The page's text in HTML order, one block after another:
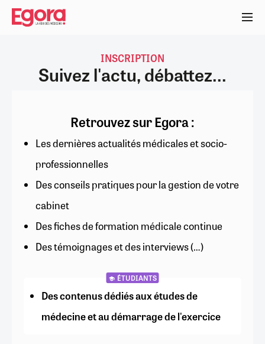
Aller
contenu
INSCRIPTION
Suivez l'actu, débattez...
Retrouvez sur Egora :
Les dernières actualités médicales et socio-
professionnelles
Des conseils pratiques pour la gestion de votre
cabinet
Des fiches de formation médicale continue
Des témoignages et des interviews (…)
ÉTUDIANTS
Des contenus dédiés aux études de
médecine et au démarrage de l'exercice